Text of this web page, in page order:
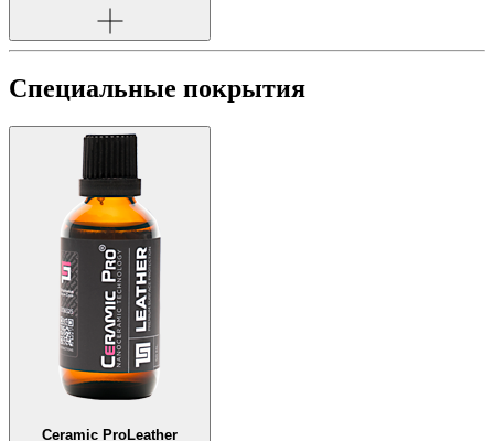
Специальные покрытия
Ceramic ProLeather